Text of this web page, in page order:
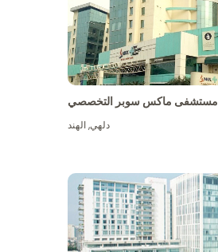
مستشفى ماكس سوبر التخصصي
دلهي,الهند